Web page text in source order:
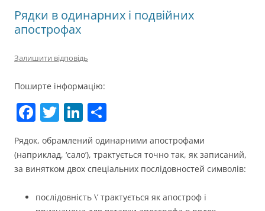
Рядки в одинарних і подвійних
апострофах
Залишити відповідь
Поширте інформацію:
F
c
e
T
itt
er
Li
n
k
e
dI
ді
л
Рядок, обрамлений одинарними апострофами
(наприклад, ‘сало’), трактується точно так, як записаний,
за винятком двох спеціальних послідовностей символів:
послідовність \’ трактується як апостроф і